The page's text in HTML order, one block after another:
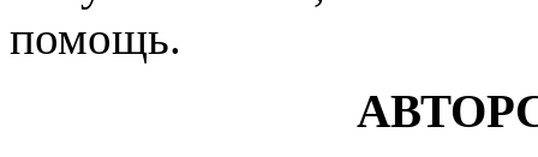
помощь.